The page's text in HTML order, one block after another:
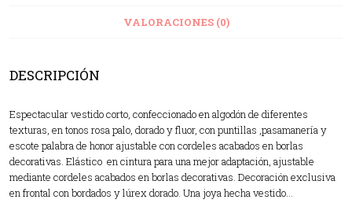
VALORACIONES (0)
DESCRIPCIÓN
Espectacular vestido corto, confeccionado en algodón de diferentes
texturas, en tonos rosa palo, dorado y fluor, con puntillas ,pasamanería y
escote palabra de honor ajustable con cordeles acabados en borlas
decorativas. Elástico en cintura para una mejor adaptación, ajustable
mediante cordeles acabados en borlas decorativas. Decoración exclusiva
en frontal con bordados y lúrex dorado. Una joya hecha vestido…